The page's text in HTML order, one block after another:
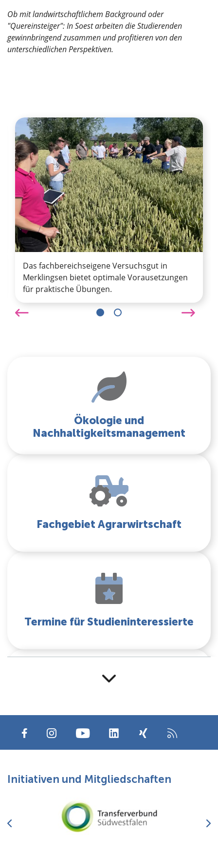
Ob mit landwirtschaftlichem Background oder
"Quereinsteiger": In Soest arbeiten die Studierenden
gewinnbringend zusammen und profitieren von den
unterschiedlichen Perspektiven.
Das fachbereichseigene Versuchsgut in
Merklingsen bietet optimale Vorausetzungen
für praktische Übungen.
Ökologie und
Nachhaltigkeitsmanagement
Fachgebiet Agrarwirtschaft
Termine für Studieninteressierte
Storys
Initiativen und Mitgliedschaften